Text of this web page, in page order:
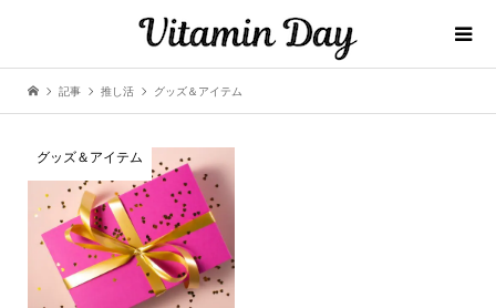
記事 推し活 グッズ＆アイテム
グッズ＆アイテム